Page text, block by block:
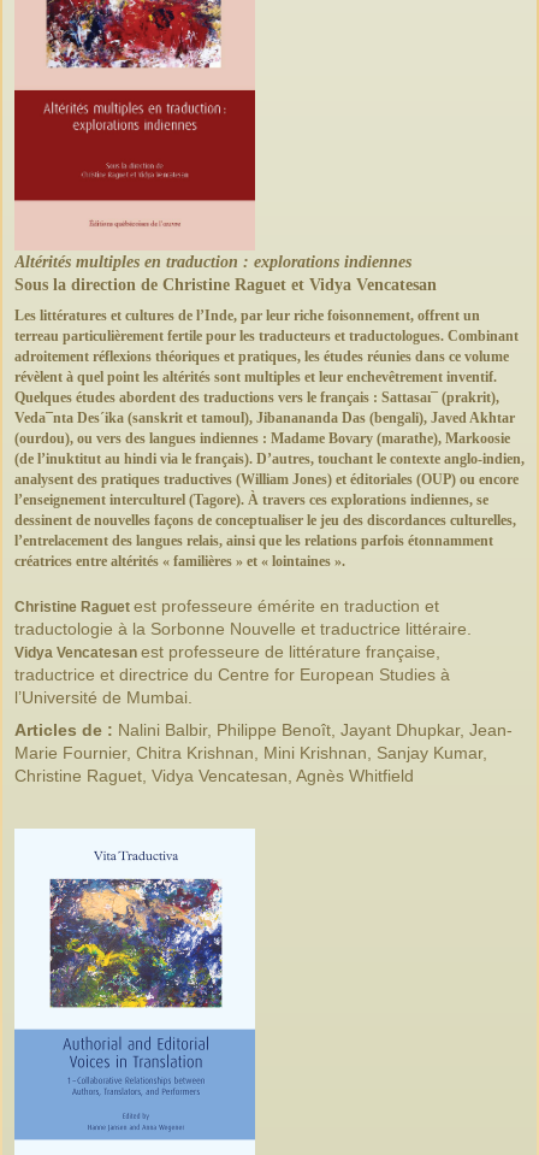
Altérités multiples en traduction : explorations indiennes
Sous la direction de Christine Raguet et Vidya Vencatesan
Les littératures et cultures de l’Inde, par leur riche foisonnement, offrent un
terreau particulièrement fertile pour les traducteurs et traductologues. Combinant
adroitement réflexions théoriques et pratiques, les études réunies dans ce volume
révèlent à quel point les altérités sont multiples et leur enchevêtrement inventif.
Quelques études abordent des traductions vers le français : Sattasaı¯ (prakrit),
Veda¯nta Des´ika (sanskrit et tamoul), Jibanananda Das (bengali), Javed Akhtar
(ourdou), ou vers des langues indiennes : Madame Bovary (marathe), Markoosie
(de l’inuktitut au hindi via le français). D’autres, touchant le contexte anglo-indien,
analysent des pratiques traductives (William Jones) et éditoriales (OUP) ou encore
l’enseignement interculturel (Tagore). À travers ces explorations indiennes, se
dessinent de nouvelles façons de conceptualiser le jeu des discordances culturelles,
l’entrelacement des langues relais, ainsi que les relations parfois étonnamment
créatrices entre altérités « familières » et « lointaines ».
Christine Raguet est professeure émérite en traduction et
traductologie à la Sorbonne Nouvelle et traductrice littéraire.
Vidya Vencatesan est professeure de littérature française,
traductrice et directrice du Centre for European Studies à
l’Université de Mumbai.
Articles de : Nalini Balbir, Philippe Benoît, Jayant Dhupkar, Jean-
Marie Fournier, Chitra Krishnan, Mini Krishnan, Sanjay Kumar,
Christine Raguet, Vidya Vencatesan, Agnès Whitfield